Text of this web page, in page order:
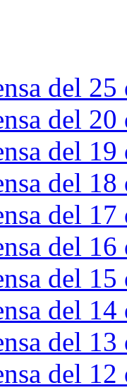
del
del
del
del
del
del
del
del
del
del